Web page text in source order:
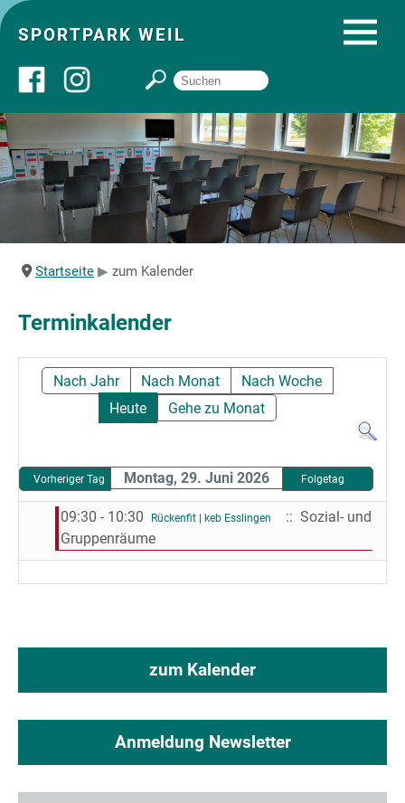
SPORTPARK WEIL
Über uns
Startseite
Angebote
Sportpark
Startseite zum Kalender
Terminkalender
Nach Jahr Nach Monat
Nach Woche
Heute
Gehe zu Monat
Vorheriger Tag Montag, 29. Juni 2026 Folgetag
09:30 - 10:30 Rückenfit | keb Esslingen
:: Sozial- und
Gruppenräume
zum Kalender
Anmeldung Newsletter